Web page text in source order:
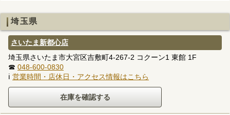
埼玉県
さいたま新都心店
埼玉県さいたま市大宮区吉敷町4-267-2 コクーン1 東館 1F
☎ 048-600-0830
ℹ 営業時間・店休日・アクセス情報はこちら